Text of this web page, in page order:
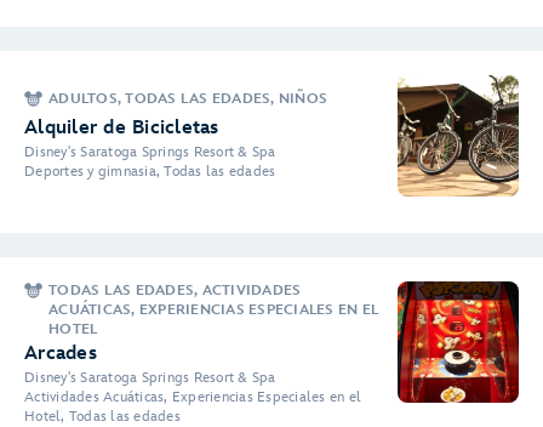
ADULTOS, TODAS LAS EDADES, NIÑOS
Alquiler de Bicicletas
Disney's Saratoga Springs Resort & Spa
Deportes y gimnasia, Todas las edades
TODAS LAS EDADES, ACTIVIDADES
ACUÁTICAS, EXPERIENCIAS ESPECIALES EN EL
HOTEL
Arcades
Disney's Saratoga Springs Resort & Spa
Actividades Acuáticas, Experiencias Especiales en el
Hotel, Todas las edades